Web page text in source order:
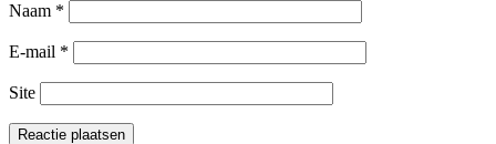
Naam *
E-mail *
Site